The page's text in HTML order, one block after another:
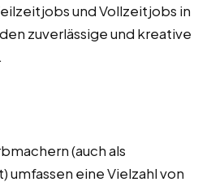
und Vollzeitjobs in
zuverlässige und kreative
(auch als
eine Vielzahl von